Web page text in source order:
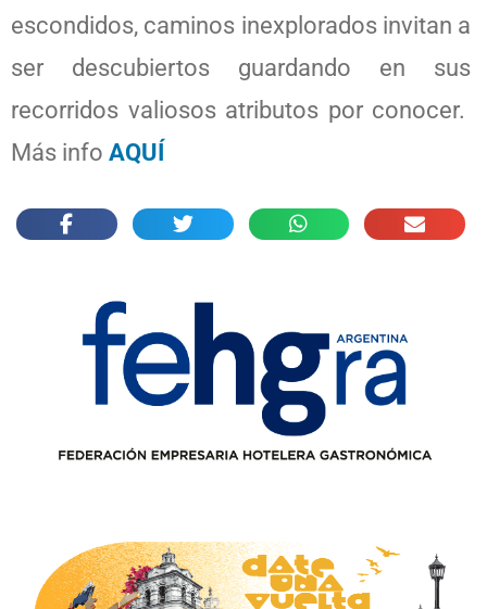
escondidos, caminos inexplorados invitan a
ser descubiertos guardando en sus
recorridos valiosos atributos por conocer.
Más info AQUÍ